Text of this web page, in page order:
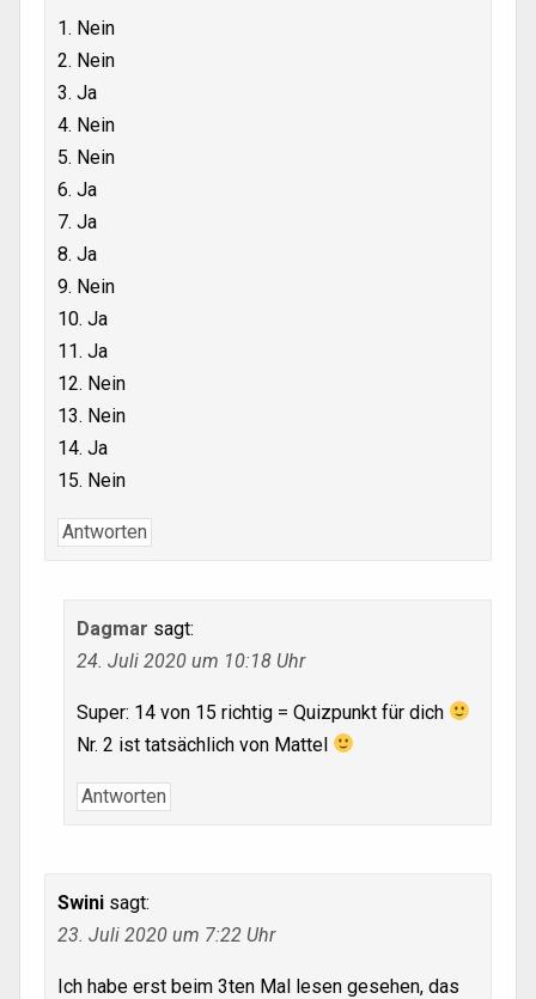
1. Nein
2. Nein
3. Ja
4. Nein
5. Nein
6. Ja
7. Ja
8. Ja
9. Nein
10. Ja
11. Ja
12. Nein
13. Nein
14. Ja
15. Nein
Antworten
Dagmar sagt:
24. Juli 2020 um 10:18 Uhr
Super: 14 von 15 richtig = Quizpunkt für dich
Nr. 2 ist tatsächlich von Mattel
Antworten
Swini sagt:
23. Juli 2020 um 7:22 Uhr
Ich habe erst beim 3ten Mal lesen gesehen, das